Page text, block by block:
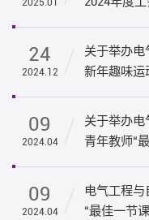
2025.01
24
2024.12
关于举办电
新年趣味运
09
2024.04
关于举办电
青年教师“
09
2024.04
电气工程
“最佳一节